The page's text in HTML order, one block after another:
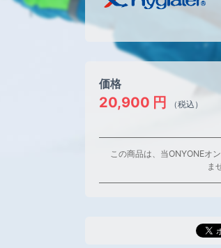
価格
20,900 円 （税込）
この商品は、当ONYONEオ
ま